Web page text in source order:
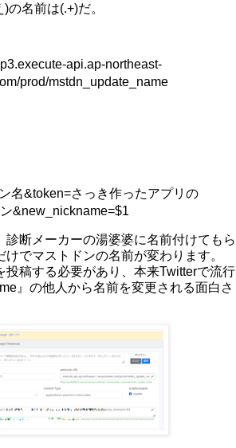
の名前は(.+)だ。
api.ap-northeast-
prod/mstdn_update_name
名&token=さっき作ったアプリの
&new_nickname=$1
診断メーカーの湯婆婆に名前付けてもら
けでマストドンの名前が変わります。
投稿する必要があり、本来Twitterで流行
』の他人から名前を変更される面白さ